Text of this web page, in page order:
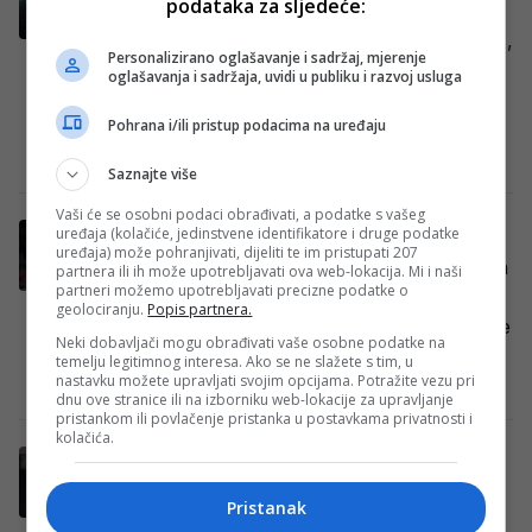
zahvalan sam mu”
Selektor košarkaške reprezentacije Turske,
Ergin Ataman, govorio je pred predstojeći
značaju Tarika Biberovića…
Turska pobijedila Srbiju u Beogradu
Košarkaška reprezentacija Turske ostvarila
je veliku pobjedu u Beogradu savladavši
Srbiju rezultatom 82:78 u trećem kolu prve
runde kvalifikacija za…
Redakcija Sop·27/02/2026
Musa ispričao anegdotu s legendarnim
trenerom: “Došao mi je iz čista mira i
bukvalno rekao idi za Bosnu”
podataka za sljedeće:
Personalizirano oglašavanje i sadržaj, mjerenje
oglašavanja i sadržaja, uvidi u publiku i razvoj usluga
Pohrana i/ili pristup podacima na uređaju
Saznajte više
Vaši će se osobni podaci obrađivati, a podatke s vašeg
uređaja (kolačiće, jedinstvene identifikatore i druge podatke
uređaja) može pohranjivati, dijeliti te im pristupati 207
partnera ili ih može upotrebljavati ova web-lokacija. Mi i naši
partneri možemo upotrebljavati precizne podatke o
geolociranju. Popis partnera.
Neki dobavljači mogu obrađivati vaše osobne podatke na
temelju legitimnog interesa. Ako se ne slažete s tim, u
nastavku možete upravljati svojim opcijama. Potražite vezu pri
dnu ove stranice ili na izborniku web-lokacije za upravljanje
pristankom ili povlačenje pristanka u postavkama privatnosti i
kolačića.
Pristanak